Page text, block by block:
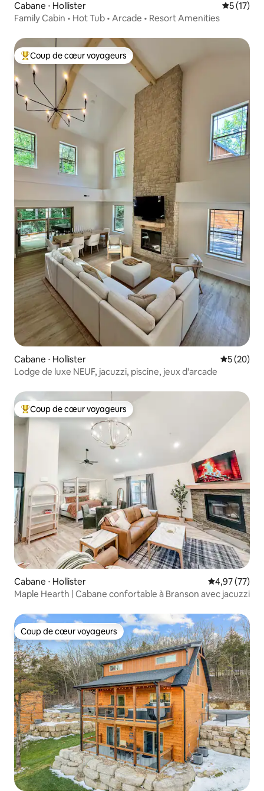
Cabane ⋅ Hollister
5 (17)
Family Cabin • Hot Tub • Arcade • Resort Amenities
Coups de cœur voyageurs les plus appréciés
Coup de cœur voyageurs
Cabane ⋅ Hollister
5 (20)
Lodge de luxe NEUF, jacuzzi, piscine, jeux d'arcade
Coups de cœur voyageurs les plus appréciés
Coup de cœur voyageurs
Cabane ⋅ Hollister Évaluation
4,97 (77)
Maple Hearth | Cabane confortable à Branson avec jacuzzi
Coup de cœur voyageurs
Coup de cœur voyageurs